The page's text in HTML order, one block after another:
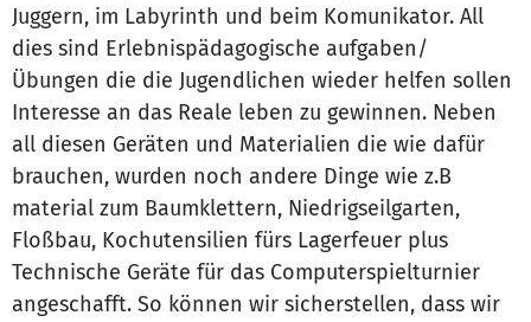
Juggern, im Labyrinth und beim Komunikator. All
dies sind Erlebnispädagogische aufgaben/
Übungen die die Jugendlichen wieder helfen sollen
Interesse an das Reale leben zu gewinnen. Neben
all diesen Geräten und Materialien die wie dafür
brauchen, wurden noch andere Dinge wie z.B
material zum Baumklettern, Niedrigseilgarten,
Floßbau, Kochutensilien fürs Lagerfeuer plus
Technische Geräte für das Computerspielturnier
angeschafft. So können wir sicherstellen, dass wir